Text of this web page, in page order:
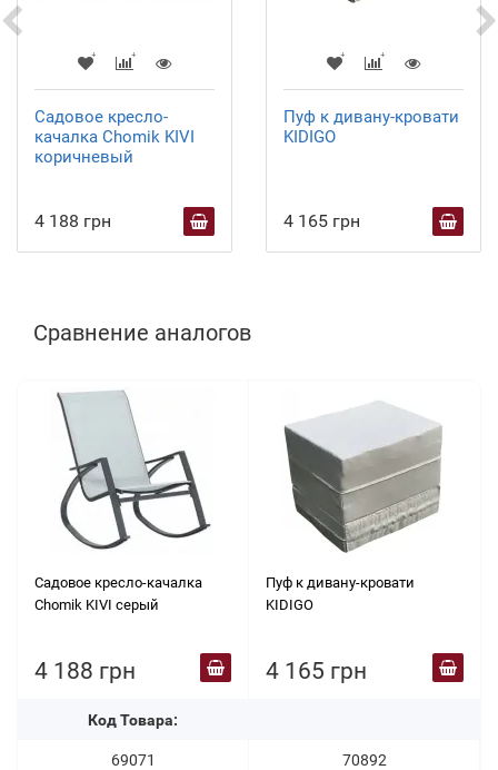
Садовое кресло-
качалка Chomik KIVI
коричневый
4 188 грн
Пуф к дивану-кровати
KIDIGO
4 165 грн
Сравнение аналогов
Садовое кресло-качалка
Chomik KIVI серый
4 188 грн
Код Товара:
69071
Пуф к дивану-кровати
KIDIGO
4 165 грн
70892